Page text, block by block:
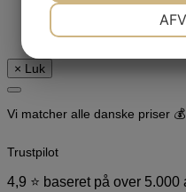
🔴 ! UDSALG ! 🔴
× Luk
Vi matcher alle danske priser 💰
Trustpilot
4,9 ⭐️ baseret på over